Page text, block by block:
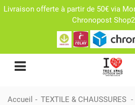
Livraison offerte à partir de 50€ via
Chronopost
Accueil - TEXTILE & CHAUSSURES -